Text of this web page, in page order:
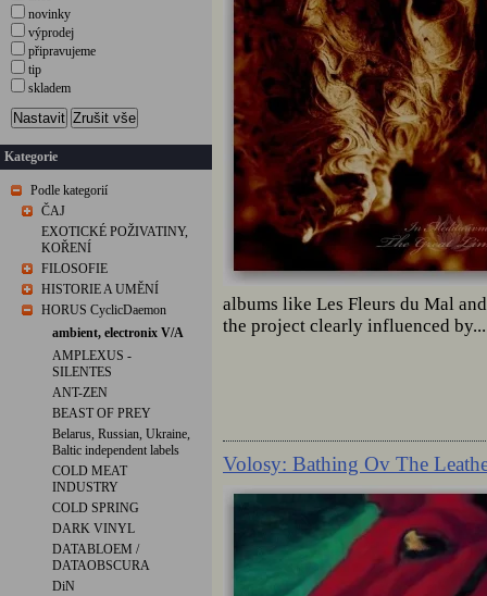
novinky
výprodej
připravujeme
tip
skladem
Nastavit Zrušit vše
Kategorie
Podle kategorií
ČAJ
EXOTICKÉ POŽIVATINY,
KOŘENÍ
FILOSOFIE
HISTORIE A UMĚNÍ
HORUS CyclicDaemon
ambient, electronix V/A
AMPLEXUS -
SILENTES
ANT-ZEN
BEAST OF PREY
Belarus, Russian, Ukraine,
Baltic independent labels
COLD MEAT
INDUSTRY
COLD SPRING
DARK VINYL
DATABLOEM /
DATAOBSCURA
DiN
albums like Les Fleurs du Mal
the project clearly influenced by...
Volosy: Bathing Ov The